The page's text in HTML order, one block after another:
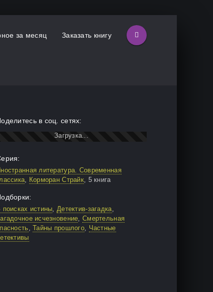
за месяц Заказать книгу
в соц. сетях:
литература. Современная
, Корморан Страйк, 5 книга
поисках истины,Детектив-загадка,
исчезновение,Смертельная
,Тайны прошлого, Частные